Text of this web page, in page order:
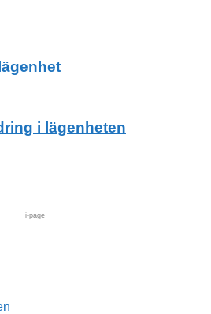
i lägenheten
i-page